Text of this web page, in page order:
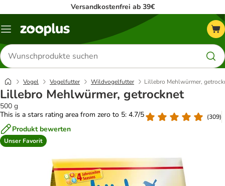
Versandkostenfrei ab 39€
Menü
Produkte
suchen
Vogel Vogelfutter Wildvogelfutter Lillebro Mehlwürmer,
Lillebro Mehlwürmer, getrocknet
500 g
This is a stars rating area from zero to 5: 4.7/5
(309)
Produkt bewerten
Unser Favorit